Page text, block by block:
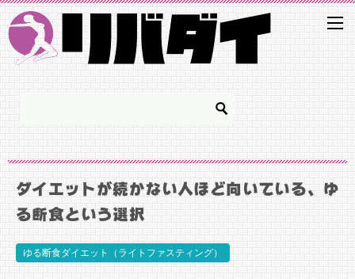
ダイエットが続かない人ほど向いている、ゆ
る断食という選択
ゆる断食ダイエット（ライトファスティング）